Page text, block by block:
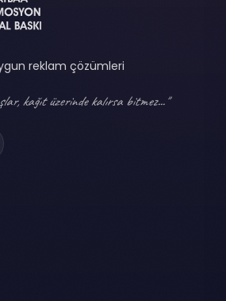
reklam çözümleri
kağıt üzerinde kalırsa bitmez..."